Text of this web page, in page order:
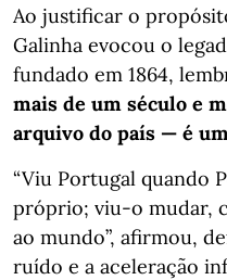
Ao justificar o
Galinha evocou o
fundado em 1864,
mais de um século e
arquivo do país — é
“Viu Portugal quando
próprio; viu-o mudar,
ao mundo”, afirmou,
ruído e a aceleração